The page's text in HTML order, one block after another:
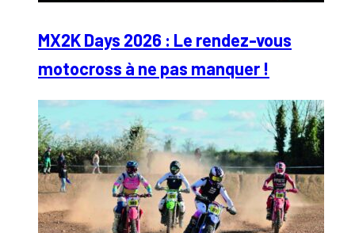
MX2K Days 2026 : Le rendez-vous
motocross à ne pas manquer !